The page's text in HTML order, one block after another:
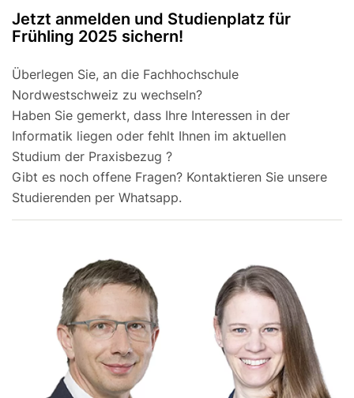
Jetzt anmelden und Studienplatz für
Frühling 2025 sichern!
Überlegen Sie, an die Fachhochschule
Nordwestschweiz zu wechseln?
Haben Sie gemerkt, dass Ihre Interessen in der
Informatik liegen oder fehlt Ihnen im aktuellen
Studium der Praxisbezug ?
Gibt es noch offene Fragen? Kontaktieren Sie unsere
Studierenden per Whatsapp.